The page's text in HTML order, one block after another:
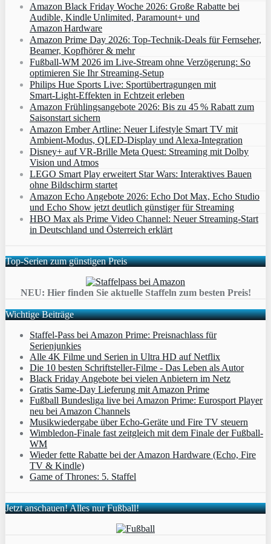
Amazon Black Friday Woche 2026: Große Rabatte bei
Audible, Kindle Unlimited, Paramount+ und
Amazon Hardware
Amazon Prime Day 2026: Top-Technik-Deals für Fernseher,
Beamer, Kopfhörer & mehr
Fußball-WM 2026 im Live-Stream ohne Verzögerung: So
optimieren Sie Ihr Streaming-Setup
Philips Hue Sports Live: Sportübertragungen mit
Smart‑Light‑Effekten in Echtzeit erleben
Amazon Frühlingsangebote 2026: Bis zu 45 % Rabatt zum
Saisonstart sichern
Amazon Ember Artline: Neuer Lifestyle Smart TV mit
Ambient‑Modus, QLED‑Display und Alexa‑Integration
Disney+ auf VR-Brille Meta Quest: Streaming mit Dolby
Vision und Atmos
LEGO Smart Play erweitert Star Wars: Interaktives Bauen
ohne Bildschirm startet
Amazon Echo Angebote 2026: Echo Dot Max, Echo Studio
und Echo Show jetzt deutlich günstiger für Streaming
HBO Max als Prime Video Channel: Neuer Streaming‑Start
in Deutschland und Österreich erklärt
Top-Serien zum günstigen Preis
NEU: Hier finden Sie aktuelle Staffeln zum besten Preis!
Wichtige Beiträge
Staffel-Pass bei Amazon Prime: Preisnachlass für
Serienjunkies
Alle 4K Filme und Serien in Ultra HD auf Netflix
Die 10 besten Schriftsteller-Filme - Das Leben als Autor
Black Friday Angebote bei vielen Anbietern im Netz
Gratis Same-Day Lieferung mit Amazon Prime
Fußball Bundesliga live bei Amazon Prime: Eurosport Player
neu bei Amazon Channels
Musikwiedergabe über Echo-Geräte und Fire TV steuern
Wimbledon-Finale fast zeitgleich mit dem Finale der Fußball-
WM
Wieder fette Rabatte bei der Amazon Hardware (Echo, Fire
TV & Kindle)
Game of Thrones: 5. Staffel
Jetzt anschauen! Alles nur Fußball!